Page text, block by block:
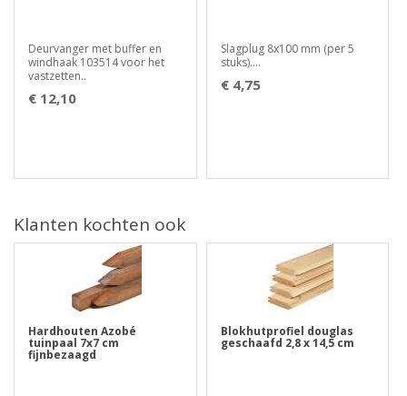
Deurvanger met buffer en
windhaak 103514 voor het
vastzetten..
€ 12,10
Slagplug 8x100 mm (per 5
stuks)....
€ 4,75
Klanten kochten ook
Hardhouten Azobé
tuinpaal 7x7 cm
fijnbezaagd
Blokhutprofiel douglas
geschaafd 2,8 x 14,5 cm